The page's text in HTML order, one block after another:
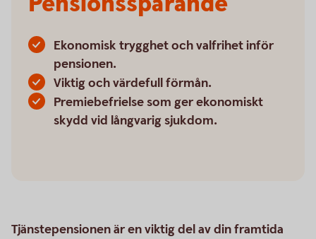
Ekonomisk trygghet och valfrihet inför
pensionen.
Viktig och värdefull förmån.
Premiebefrielse som ger ekonomiskt
skydd vid långvarig sjukdom.
Tjänstepensionen är en viktig del av din framtida